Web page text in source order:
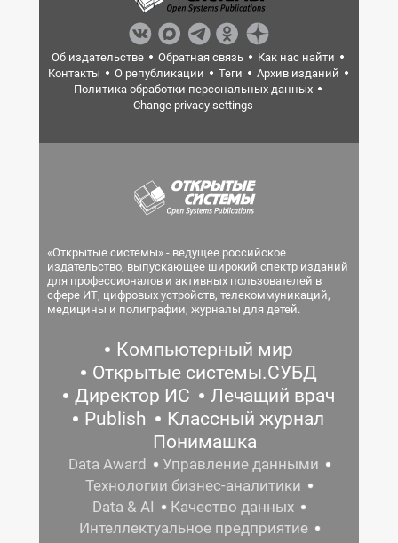
Об издательстве Обратная связь
Как нас найти
Контакты
О републикации Теги
Архив изданий
Политика обработки персональных данных
Change privacy settings
«Открытые системы» - ведущее российское
издательство, выпускающее широкий спектр изданий
для профессионалов и активных пользователей в
сфере ИТ, цифровых устройств, телекоммуникаций,
медицины и полиграфии, журналы для детей.
Компьютерный мир
Открытые системы.СУБД
Директор ИС
Лечащий врач
Publish
Классный журнал
Понимашка
Data Award
Управление данными
Технологии бизнес-аналитики
Data & AI
Качество данных
Интеллектуальное предприятие